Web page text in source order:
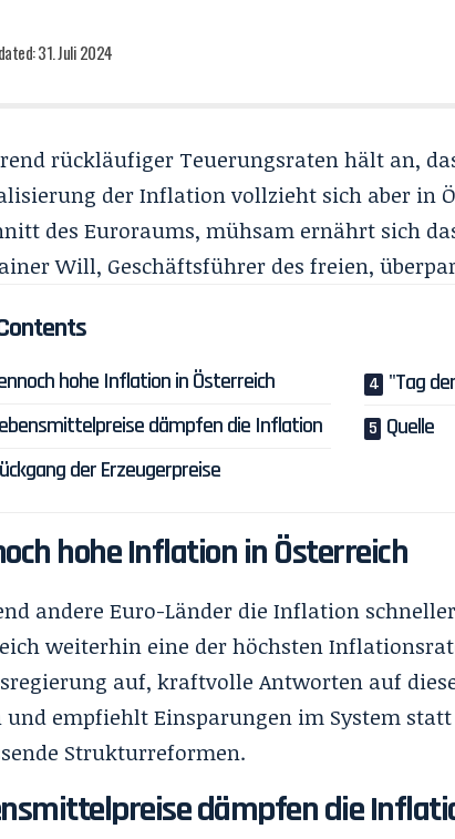
31. Juli 2024
rückläufiger Teuerungsraten hält an,
der Inflation vollzieht sich aber in
des Euroraums, mühsam ernährt sich
Will, Geschäftsführer des freien,
hohe Inflation in Österreich
dämpfen die Inflation
der Erzeugerpreise
"Tag
Quelle
hohe Inflation in Österreich
andere Euro-Länder die Inflation
weiterhin eine der höchsten
auf, kraftvolle Antworten auf
empfiehlt Einsparungen im System
Strukturreformen.
dämpfen die